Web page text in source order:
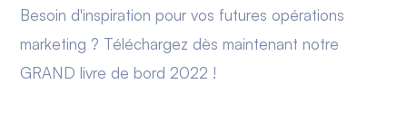
Besoin d'inspiration pour vos futures opérations
marketing ? Téléchargez dès maintenant notre
GRAND livre de bord 2022 !